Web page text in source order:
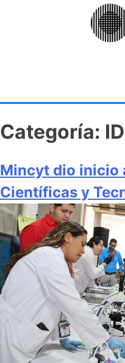
Categoría:
Mincyt dio inicio
Científicas y